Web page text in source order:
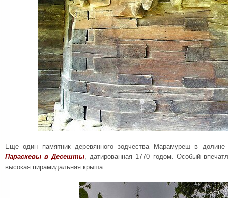
Еще один памятник деревянного зодчества Марамуреш в
Параскевы в Десешты, датированная 1770 годом. Особый
высокая пирамидальная крыша.